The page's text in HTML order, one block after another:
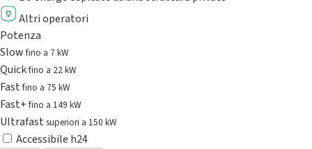
Altri operatori
Potenza
Slowfino a 7 kW
Quickfino a 22 kW
Fastfino a 75 kW
Fast+fino a 149 kW
Ultrafast superiori a 150 kW
Accessibile h24